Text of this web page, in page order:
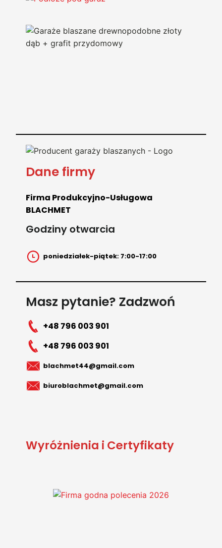
Dane firmy
Firma Produkcyjno-Usługowa
BLACHMET
Godziny otwarcia
poniedziałek-piątek: 7:00-17:00
Masz pytanie? Zadzwoń
+48 796 003 901
+48 796 003 901
blachmet44@gmail.com
biuroblachmet@gmail.com
Wyróżnienia i Certyfikaty